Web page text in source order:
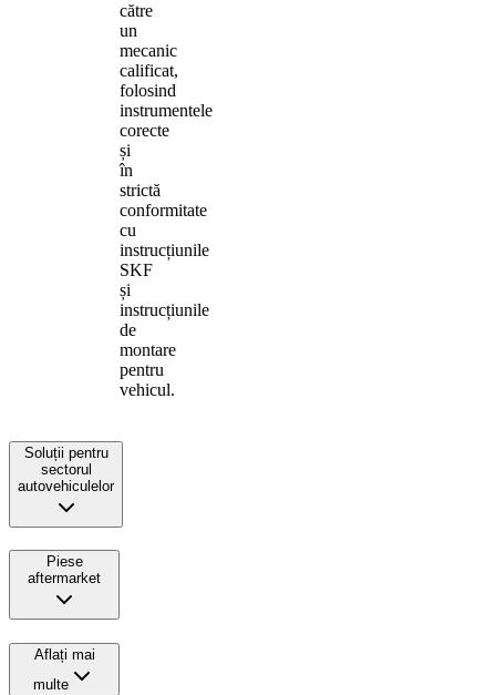
către
un
mecanic
calificat,
folosind
instrumentele
corecte
și
în
strictă
conformitate
cu
instrucțiunile
SKF
și
instrucțiunile
de
montare
pentru
vehicul.
Soluții pentru
sectorul
autovehiculelor
Piese
aftermarket
Aflați mai
multe